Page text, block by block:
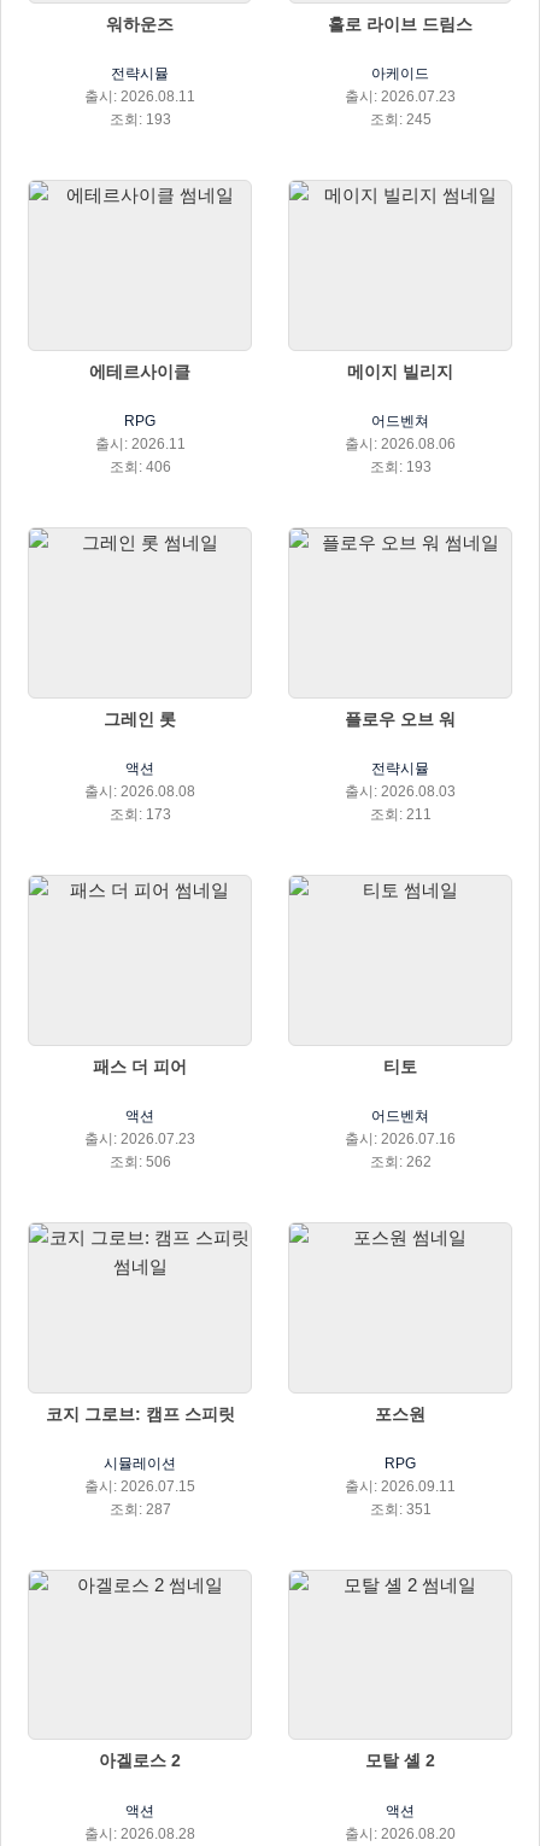
워하운즈
전략시뮬
출시: 2026.08.11
조회: 193
홀로 라이브 드림스
아케이드
출시: 2026.07.23
조회: 245
에테르사이클
RPG
출시: 2026.11
조회: 406
메이지 빌리지
어드벤쳐
출시: 2026.08.06
조회: 193
그레인 롯
액션
출시: 2026.08.08
조회: 173
플로우 오브 워
전략시뮬
출시: 2026.08.03
조회: 211
패스 더 피어
액션
출시: 2026.07.23
조회: 506
티토
어드벤쳐
출시: 2026.07.16
조회: 262
코지 그로브: 캠프 스피릿
시뮬레이션
출시: 2026.07.15
조회: 287
포스원
RPG
출시: 2026.09.11
조회: 351
아겔로스 2
액션
출시: 2026.08.28
모탈 셸 2
액션
출시: 2026.08.20